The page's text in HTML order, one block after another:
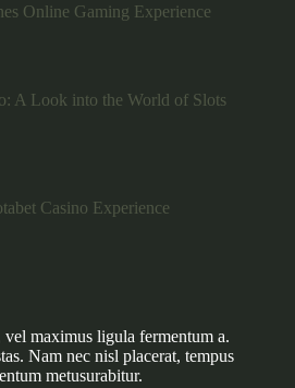
Online Gaming Experience
A Look into the World of Slots
Casino Experience
maximus ligula fermentum a.
Nam nec nisl placerat, tempus
metusurabitur.